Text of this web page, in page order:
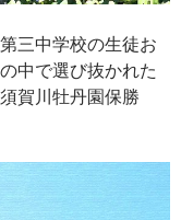
三中学校の生徒お
中で選び抜かれた
賀川牡丹園保勝